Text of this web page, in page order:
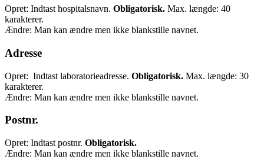
Opret: Indtast hospitalsnavn. Obligatorisk. Max. længde: 40
karakterer.
Ændre: Man kan ændre men ikke blankstille navnet.
Adresse
Opret: Indtast laboratorieadresse. Obligatorisk. Max. længde: 30
karakterer.
Ændre: Man kan ændre men ikke blankstille navnet.
Postnr.
Opret: Indtast postnr. Obligatorisk.
Ændre: Man kan ændre men ikke blankstille navnet.